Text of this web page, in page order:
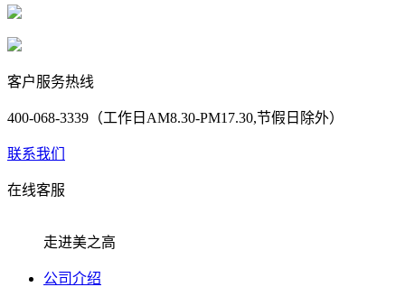
客户服务热线
400-068-3339（工作日AM8.30-PM17.30,节假日除外）
联系我们
在线客服
走进美之高
公司介绍